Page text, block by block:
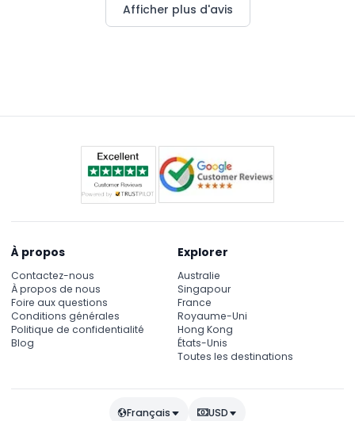
Afficher plus d'avis
À propos
Contactez-nous
À propos de nous
Foire aux questions
Conditions générales
Politique de confidentialité
Blog
Explorer
Australie
Singapour
France
Royaume-Uni
Hong Kong
États-Unis
Toutes les destinations
Français USD